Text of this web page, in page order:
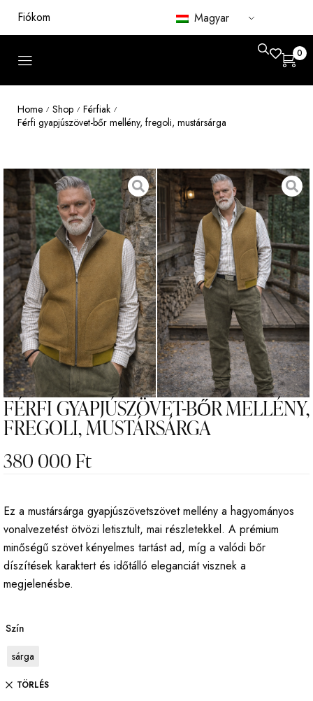
Fiókom Magyar
0
Home / Shop / Férfiak /
Férfi gyapjúszövet-bőr mellény, fregoli, mustársárga
FÉRFI GYAPJÚSZÖVET-BŐR MELLÉNY,
FREGOLI, MUSTÁRSÁRGA
380 000Ft
Ez a mustársárga gyapjúszövetszövet mellény a hagyományos
vonalvezetést ötvözi letisztult, mai részletekkel. A prémium
minőségű szövet kényelmes tartást ad, míg a valódi bőr
díszítések karaktert és időtálló eleganciát visznek a
megjelenésbe.
Szín
sárga
TÖRLÉS